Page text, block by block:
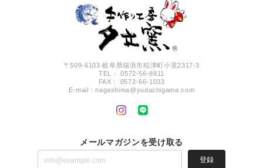
〒509-6103 岐阜県瑞浪市稲津町小里2317-3
TEL： 0572-56-8811
FAX： 0572-66-1033
E-mail：nagashima@yudachigama.com
メールマガジンを受け取る
登録